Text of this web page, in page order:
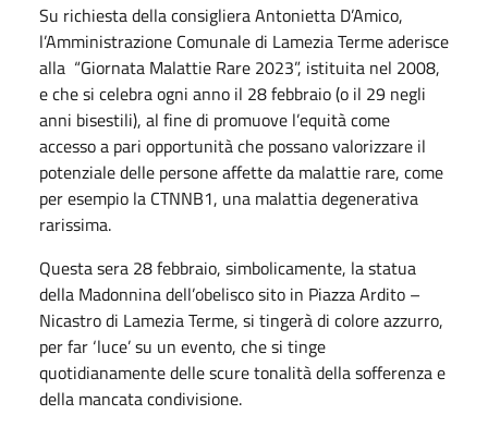
Su richiesta della consigliera Antonietta D’Amico,
l’Amministrazione Comunale di Lamezia Terme aderisce
alla “Giornata Malattie Rare 2023”, istituita nel 2008,
e che si celebra ogni anno il 28 febbraio (o il 29 negli
anni bisestili), al fine di promuove l’equità come
accesso a pari opportunità che possano valorizzare il
potenziale delle persone affette da malattie rare, come
per esempio la CTNNB1, una malattia degenerativa
rarissima.
Questa sera 28 febbraio, simbolicamente, la statua
della Madonnina dell’obelisco sito in Piazza Ardito –
Nicastro di Lamezia Terme, si tingerà di colore azzurro,
per far ‘luce’ su un evento, che si tinge
quotidianamente delle scure tonalità della sofferenza e
della mancata condivisione.